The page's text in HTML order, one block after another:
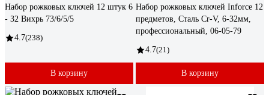
Набор рожковых ключей 12 штук 6
- 32 Вихрь 73/6/5/5
4.7(238)
В корзину
Набор рожковых ключей Inforce 12
предметов, Сталь Cr-V, 6-32мм,
профессиональный, 06-05-79
4.7(21)
В корзину